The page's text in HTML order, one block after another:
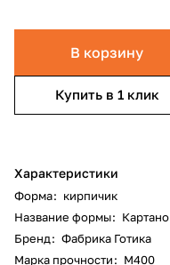
В корзину
Купить в 1 клик
Характеристики
Форма: кирпичик
Название формы: Картано
Бренд: Фабрика Готика
Марка прочности: М400